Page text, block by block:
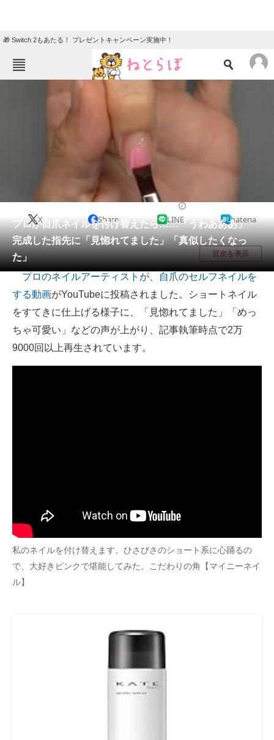
🎁 Switch 2もあたる！ プレゼントキャンペーン実施中！
教育・育児
リサーチ
会員記事
メディア
注目記事を集めた総合ページ
ITの今と未来を見通す
スマホと通信の最新トレンド
進化するPCとデバイスの未来
マーケ×ITの今がよく分かる
ITエンジニア向け専門サイト
企業向けIT製品の総合サイト
エレクトロニクス専門サイト
プロが自爪ネイルを付け替えたら……「うわあああ」
完成した指先に「見惚れてました」「真似したくなっ
た」
X Share LINE hatena
目次を表示
プロのネイルアーティストが、自爪のセルフネイルを
する動画がYouTubeに投稿されました。ショートネイル
をすてきに仕上げる様子に、「見惚れてました」「めっ
ちゃ可愛い」などの声が上がり、記事執筆時点で2万
9000回以上再生されています。
私のネイルを付け替えます。ひさびさのショート系に心踊るの
で、大好きピンクで堪能してみた。こだわりの角【マイニーネイ
ル】